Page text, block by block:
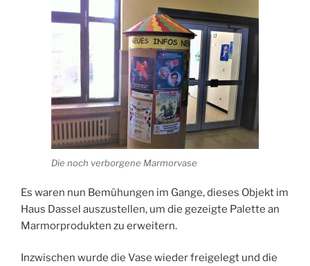
Die noch verborgene Marmorvase
Es waren nun Bemühungen im Gange, dieses Objekt im
Haus Dassel auszustellen, um die gezeigte Palette an
Marmorprodukten zu erweitern.
Inzwischen wurde die Vase wieder freigelegt und die